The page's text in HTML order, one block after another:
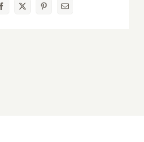
Facebook
X Pinterest
電